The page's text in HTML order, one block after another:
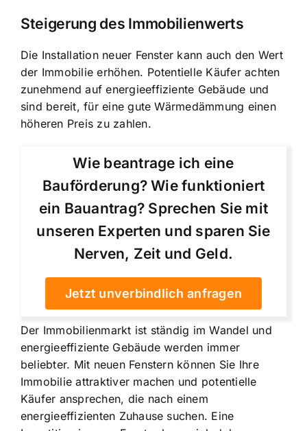
Steigerung des Immobilienwerts
Die Installation neuer Fenster kann auch den Wert
der Immobilie erhöhen. Potentielle Käufer achten
zunehmend auf energieeffiziente Gebäude und
sind bereit, für eine gute Wärmedämmung einen
höheren Preis zu zahlen.
Wie beantrage ich eine
Bauförderung? Wie funktioniert
ein Bauantrag? Sprechen Sie mit
unseren Experten und sparen Sie
Nerven, Zeit und Geld.
Jetzt unverbindlich anfragen
Der Immobilienmarkt ist ständig im Wandel und
energieeffiziente Gebäude werden immer
beliebter. Mit neuen Fenstern können Sie Ihre
Immobilie attraktiver machen und potentielle
Käufer ansprechen, die nach einem
energieeffizienten Zuhause suchen. Eine